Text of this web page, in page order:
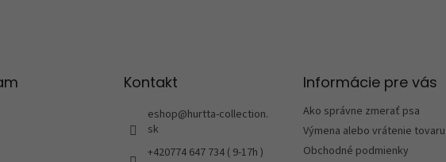
Kontakt
eshop@hurtta-collection.
sk
+420774 647 734 ( 9-17h )
Informácie pre vás
Ako správne zmerať psa
Výmena alebo vrátenie tovaru
Obchodné podmienky